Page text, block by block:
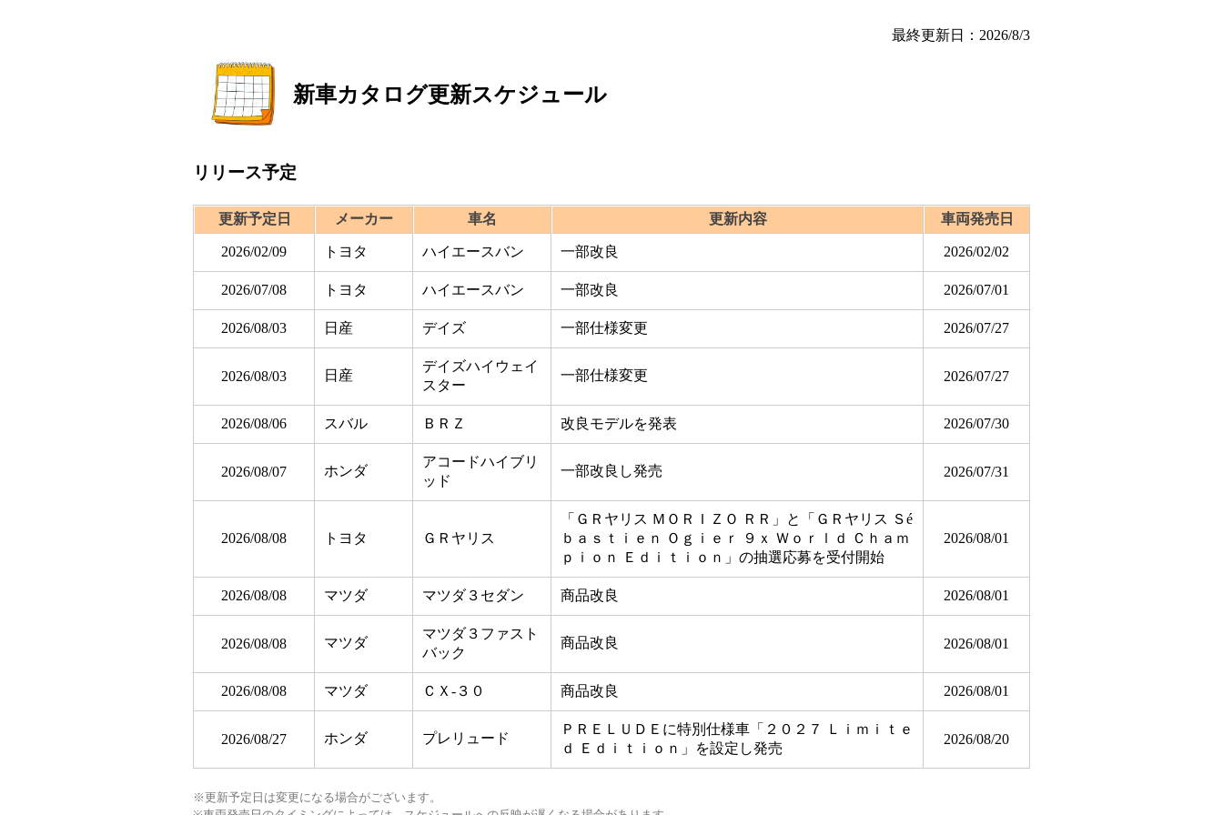
最終更新日：2026/8/3
新車カタログ更新スケジュール
リリース予定
更新予定日 メーカー 車名 更新内容 車両発売日
2026/02/09 トヨタ ハイエースバン 一部改良 2026/02/02
2026/07/08 トヨタ ハイエースバン 一部改良 2026/07/01
2026/08/03 日産 デイズ 一部仕様変更 2026/07/27
2026/08/03 日産
デイズハイウェイ
スター
一部仕様変更 2026/07/27
2026/08/06 スバル ＢＲＺ 改良モデルを発表 2026/07/30
2026/08/07 ホンダ
アコードハイブリ
ッド
一部改良し発売 2026/07/31
2026/08/08 トヨタ ＧＲヤリス
「ＧＲヤリス ＭＯＲＩＺＯ ＲＲ」と「ＧＲヤリス Ｓé
ｂａｓｔｉｅｎ Ｏｇｉｅｒ ９ｘ Ｗｏｒｌｄ Ｃｈａｍ
ｐｉｏｎ Ｅｄｉｔｉｏｎ」の抽選応募を受付開始
2026/08/01
2026/08/08 マツダ マツダ３セダン 商品改良 2026/08/01
2026/08/08 マツダ
マツダ３ファスト
バック
商品改良 2026/08/01
2026/08/08 マツダ ＣＸ-３０ 商品改良 2026/08/01
2026/08/27 ホンダ プレリュード
ＰＲＥＬＵＤＥに特別仕様車「２０２７ Ｌｉｍｉｔｅ
ｄ Ｅｄｉｔｉｏｎ」を設定し発売
2026/08/20
※更新予定日は変更になる場合がございます。